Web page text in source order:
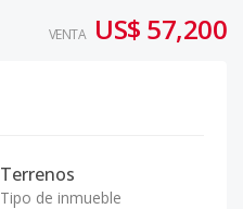
VENTA US$ 57,200
Terrenos
Tipo de inmueble